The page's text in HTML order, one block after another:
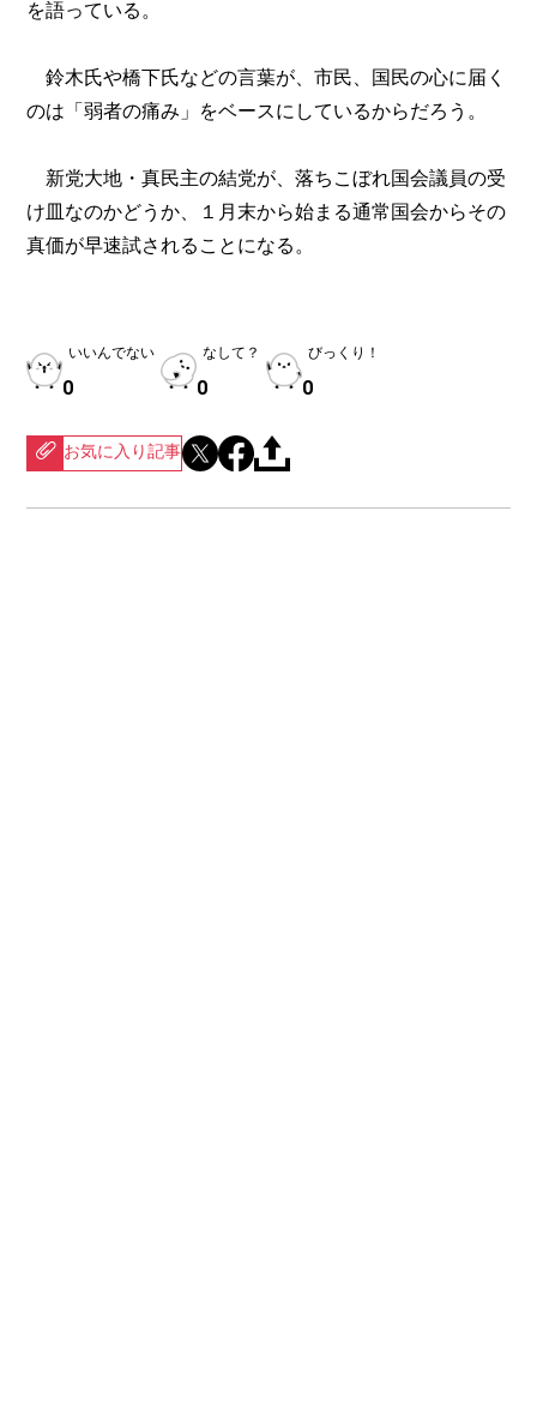
を語っている。
鈴木氏や橋下氏などの言葉が、市民、国民の心に届く
のは「弱者の痛み」をベースにしているからだろう。
新党大地・真民主の結党が、落ちこぼれ国会議員の受
け皿なのかどうか、１月末から始まる通常国会からその
真価が早速試されることになる。
いいんでない
0
なして？
0
びっくり！
0
お気に入り記事